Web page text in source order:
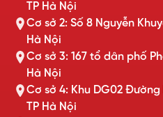
TP Hà Nội
Cơ sở 2: Số 8 Nguyễn
Hà Nội
Cơ sở 3: 167 tổ dân phố
Hà Nội
Cơ sở 4: Khu DG02
TP Hà Nội